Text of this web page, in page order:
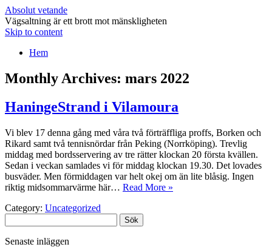
Absolut vetande
Vägsaltning är ett brott mot mänskligheten
Skip to content
Hem
Monthly Archives: mars 2022
HaningeStrand i Vilamoura
Vi blev 17 denna gång med våra två förträffliga proffs, Borken och
Rikard samt två tennisnördar från Peking (Norrköping). Trevlig
middag med bordsservering av tre rätter klockan 20 första kvällen.
Sedan i veckan samlades vi för middag klockan 19.30. Det lovades
busväder. Men förmiddagen var helt okej om än lite blåsig. Ingen
riktig midsommarvärme här… Read More »
Category: Uncategorized
efter:
Senaste inläggen